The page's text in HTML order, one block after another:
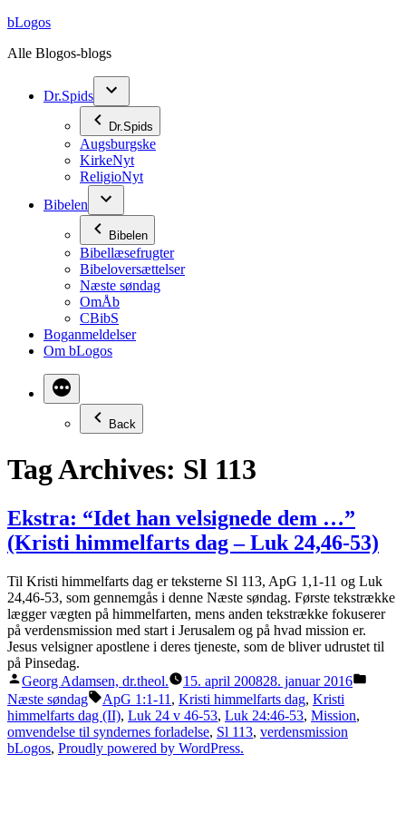
Videre
indhold
bLogos
Alle Blogos-blogs
Dr.Spids
Dr.Spids
Augsburgske
KirkeNyt
ReligioNyt
Bibelen
Bibelen
Bibellæsefrugter
Bibeloversættelser
Næste søndag
OmÅb
CBibS
Boganmeldelser
Om bLogos
Back
Tag Archives: Sl 113
Ekstra: “Idet han velsignede dem …”
(Kristi himmelfarts dag – Luk 24,46-53)
Til Kristi himmelfarts dag er teksterne Sl 113, ApG 1,1-11 og Luk
24,46-53, som gennemgås i denne Næste søndag. Første tekstrække
lægger vægten på himmelfarten, mens anden tekstrække fokuserer
på verdensmission med start i Jerusalem og på hvad mission er.
Jesus velsigner apostlene i deres tjeneste, som de bliver udrustet til
på Pinsedag.
Posted
by
Georg Adamsen, dr.theol. 15. april 200828. januar 2016
Næste søndag Tags:
ApG 1:1-11 , Kristi himmelfarts dag, Kristi
himmelfarts dag (II), Luk 24 v 46-53, Luk 24:46-53, Mission,
omvendelse til syndernes forladelse, Sl 113, verdensmission
bLogos, Proudly powered by WordPress.